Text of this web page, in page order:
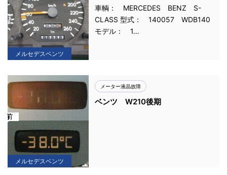
メルセデスベンツ
ー・トリップメーター故障
車輌： MERCEDES BENZ S-
CLASS 型式： 140057 WDB140
モデル： 1…
メルセデスベンツ
メーター液晶故障
ベンツ W210後期